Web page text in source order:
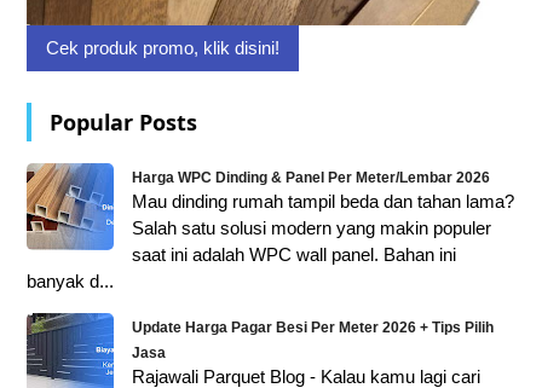
Cek produk promo, klik disini!
Popular Posts
Harga WPC Dinding & Panel Per Meter/Lembar 2026
Mau dinding rumah tampil beda dan tahan lama?
Salah satu solusi modern yang makin populer
saat ini adalah WPC wall panel. Bahan ini
banyak d...
Update Harga Pagar Besi Per Meter 2026 + Tips Pilih
Jasa
Rajawali Parquet Blog - Kalau kamu lagi cari